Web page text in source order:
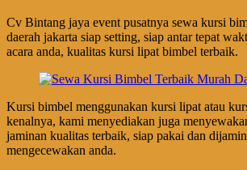
Cv Bintang jaya event pusatnya sewa kursi
daerah jakarta siap setting, siap antar tepat
acara anda, kualitas kursi lipat bimbel terbaik.
Kursi bimbel menggunakan kursi lipat atau
kenalnya, kami menyediakan juga
jaminan kualitas terbaik, siap pakai dan
mengecewakan anda.